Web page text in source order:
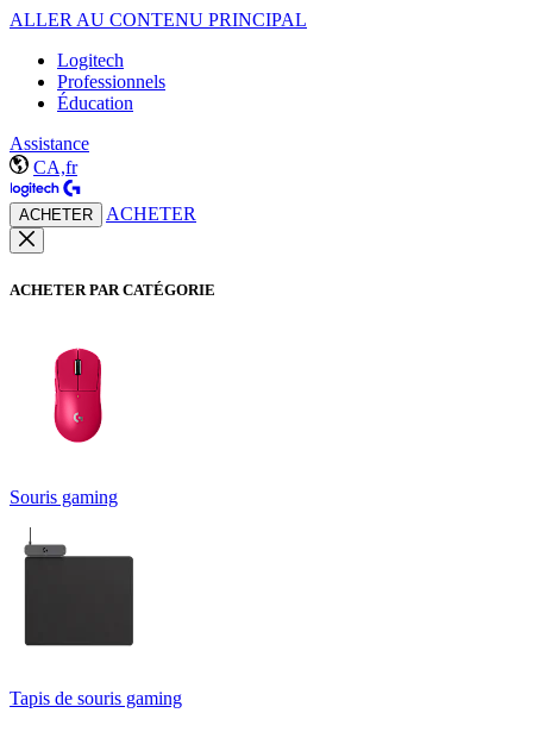
ALLER AU CONTENU PRINCIPAL
Logitech
Professionnels
Éducation
Assistance
CA,fr
ACHETER ACHETER
ACHETER PAR CATÉGORIE
Souris gaming
Tapis de souris gaming